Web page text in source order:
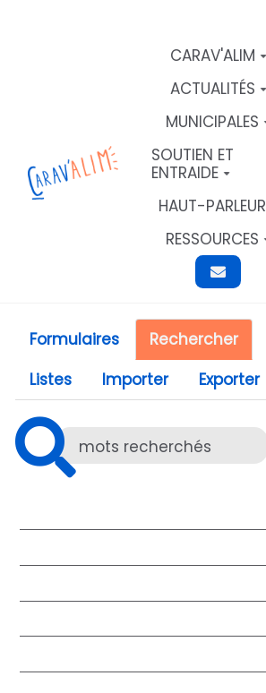
CARAV'ALIM
ACTUALITÉS
MUNICIPALES
SOUTIEN ET
ENTRAIDE
HAUT-PARLEUR
RESSOURCES
Formulaires Rechercher
Listes
Importer Exporter